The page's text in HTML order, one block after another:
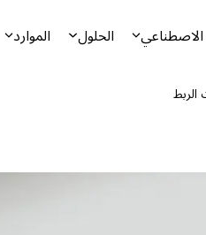
الاصطناعي الحلول الموارد
الربط